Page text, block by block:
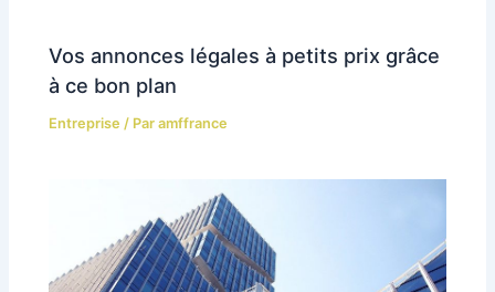
Vos annonces légales à petits prix grâce
à ce bon plan
Entreprise / Paramffrance